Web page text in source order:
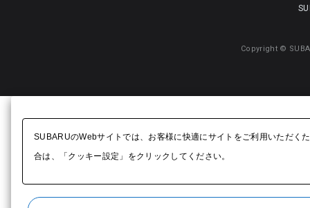
Copyright ©
SUBARUのWebサイトでは、お客様に快適にサイトをご利用いただく
合は、「クッキー設定」をクリックしてください。​